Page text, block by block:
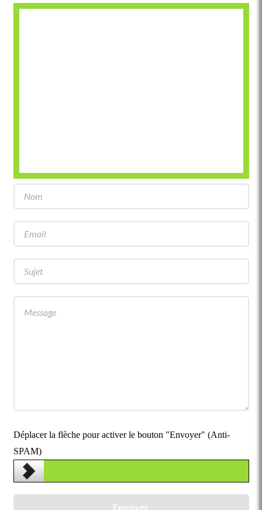
Déplacer la flèche pour activer le bouton "Envoyer" (Anti-
SPAM)